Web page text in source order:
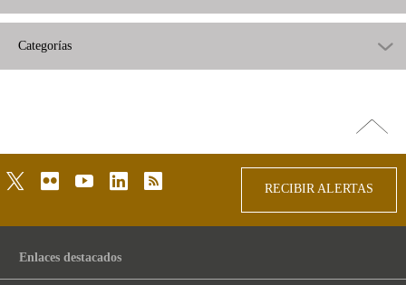
Categorías
arriba
twitterflickr youtubelinkedinrss
RECIBIR ALERTAS
Enlaces destacados